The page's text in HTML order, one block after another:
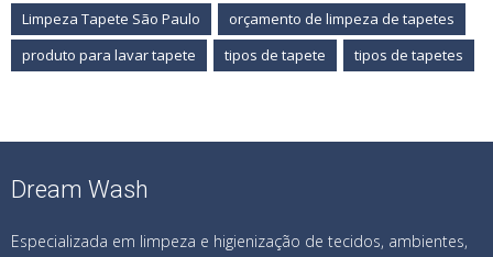
Limpeza Tapete São Paulo
orçamento de limpeza de tapetes
produto para lavar tapete
tipos de tapete tipos de tapetes
Dream Wash
Especializada em limpeza e higienização de tecidos, ambientes,